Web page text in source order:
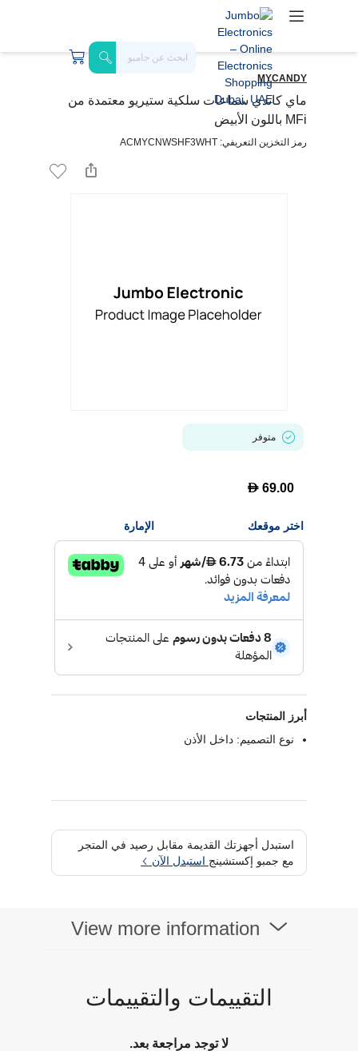
MYCANDY
ماي كاندي سماعات سلكية ستيريو معتمدة من
MFi باللون الأبيض
رمز التخزين التعريفي: ACMYCNWSHF3WHT
متوفر
D 69.00
اختر موقعك الإمارة
أبرز المنتجات
نوع التصميم: داخل الأذن
استبدل أجهزتك القديمة مقابل رصيد في المتجر
مع جمبو إكستشينج استبدل الآن
View more information
التقييمات والتقييمات
لا توجد مراجعة بعد.